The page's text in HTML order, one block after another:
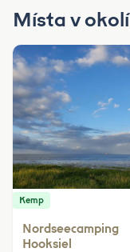
Místa v okolí
Kemp
Nordseecamping
Hooksiel